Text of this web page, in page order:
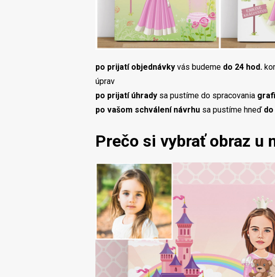
po prijatí objednávkyvás budeme do 24 hod.
úprav
po prijatí úhradysa pustíme do spracovania
po vašom schválení návrhusa pustíme hneď
Prečo si vybrať obraz u